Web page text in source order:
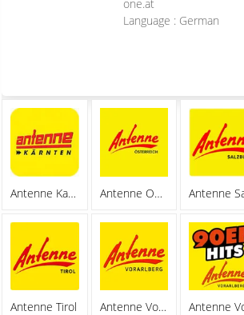
one.at
Language : German
Antenne Kaernten Antenne Oesterreich
Antenne Tirol Antenne Vorarlberg